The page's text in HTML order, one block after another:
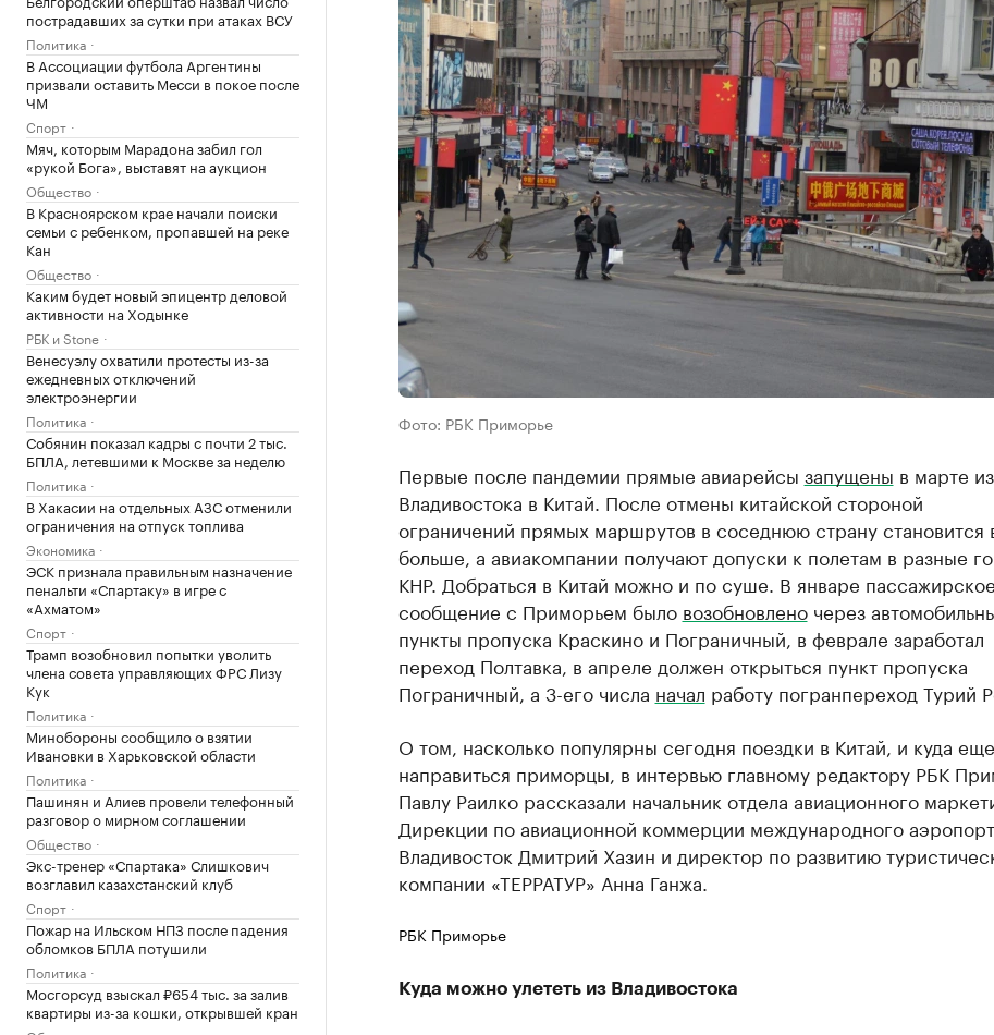
пострадавших за сутки при атаках ВСУ
Политика
В Ассоциации футбола Аргентины
призвали оставить Месси в покое после
ЧМ
Спорт
Мяч, которым Марадона забил гол
«рукой Бога», выставят на аукцион
Общество
В Красноярском крае начали поиски
семьи с ребенком, пропавшей на реке
Кан
Общество
Каким будет новый эпицентр деловой
активности на Ходынке
РБК и Stone
Венесуэлу охватили протесты из-за
ежедневных отключений
электроэнергии
Политика
Собянин показал кадры с почти 2 тыс.
БПЛА, летевшими к Москве за неделю
Политика
В Хакасии на отдельных АЗС отменили
ограничения на отпуск топлива
Экономика
ЭСК признала правильным назначение
пенальти «Спартаку» в игре с
«Ахматом»
Спорт
Трамп возобновил попытки уволить
члена совета управляющих ФРС Лизу
Кук
Политика
Минобороны сообщило о взятии
Ивановки в Харьковской области
Политика
Пашинян и Алиев провели телефонный
разговор о мирном соглашении
Общество
Экс-тренер «Спартака» Слишкович
возглавил казахстанский клуб
Спорт
Пожар на Ильском НПЗ после падения
обломков БПЛА потушили
Политика
Мосгорсуд взыскал ₽654 тыс. за залив
квартиры из-за кошки, открывшей кран
Фото: РБК Приморье
Первые после пандемии прямые авиарейсы запущены в марте из
Владивостока в Китай. После отмены китайской стороной
ограничений прямых маршрутов в соседнюю страну становится
больше, а авиакомпании получают допуски к полетам в разные
КНР. Добраться в Китай можно и по суше. В январе пассажирское
сообщение с Приморьем было возобновленочерез
пункты пропуска Краскино и Пограничный, в феврале заработал
переход Полтавка, в апреле должен открыться пункт пропуска
Пограничный, а 3-его числа начал работу погранпереход Турий
О том, насколько популярны сегодня поездки в Китай, и куда
направиться приморцы, в интервью главному редактору РБК
Павлу Раилко рассказали начальник отдела авиационного
Дирекции по авиационной коммерции международного
Владивосток Дмитрий Хазин и директор по развитию
компании «ТЕРРАТУР» Анна Ганжа.
РБК Приморье
Куда можно улететь из Владивостока